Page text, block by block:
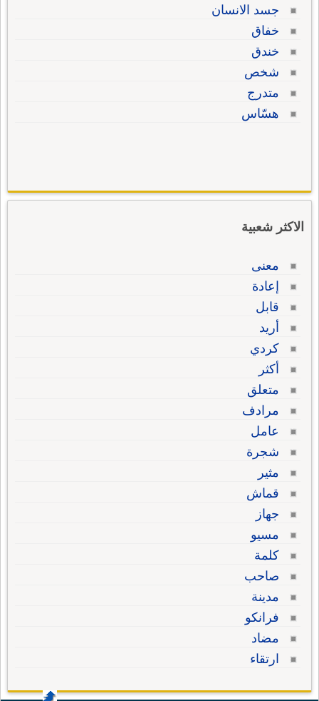
جسد الانسان
خفاق
خندق
شخص
متدرج
هسّاس
الاكثر شعبية
معنى
إعادة
قابل
أريد
كردي
أكثر
متعلق
مرادف
عامل
شجرة
مثير
قماش
جهاز
مسيو
كلمة
صاحب
مدينة
فرانكو
مضاد
ارتقاء